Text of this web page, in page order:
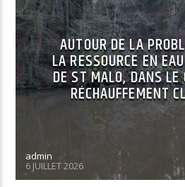
AUTOUR DE LA
LA RESSOURCE EN
DE ST MALO, DANS LE
RÉCHAUFFEMENT
admin
6 JUILLET 2026